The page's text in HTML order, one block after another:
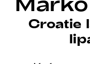
Croatie